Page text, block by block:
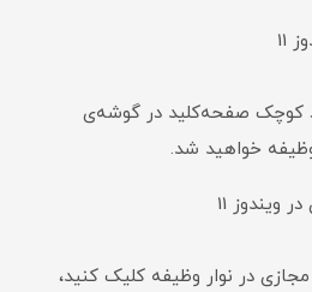
کوچک صفحه‌کلید در گوشه‌ی
خواهید شد.
در نوار وظیفه کلیک کنید،